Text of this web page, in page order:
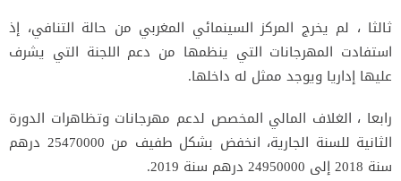
ثالثا ، لم يخرج المركز السينمائي المغربي من حالة التنافي، إذ
استفادت المهرجانات التي ينظمها من دعم اللجنة التي يشرف
عليها إداريا ويوجد ممثل له داخلها.
رابعا ، الغلاف المالي المخصص لدعم مهرجانات وتظاهرات الدورة
الثانية للسنة الجارية، انخفض بشكل طفيف من 25470000 درهم
سنة 2018 إلى 24950000 درهم سنة 2019.